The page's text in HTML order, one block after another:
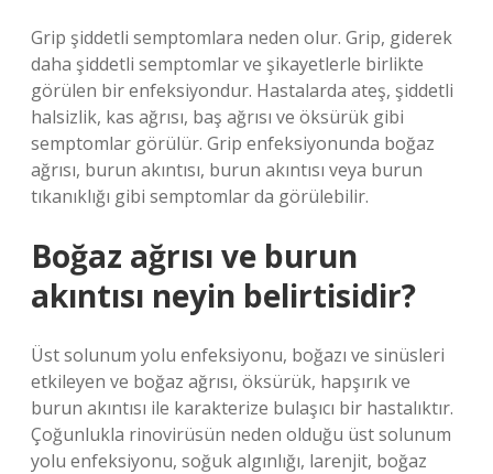
Grip şiddetli semptomlara neden olur. Grip, giderek
daha şiddetli semptomlar ve şikayetlerle birlikte
görülen bir enfeksiyondur. Hastalarda ateş, şiddetli
halsizlik, kas ağrısı, baş ağrısı ve öksürük gibi
semptomlar görülür. Grip enfeksiyonunda boğaz
ağrısı, burun akıntısı, burun akıntısı veya burun
tıkanıklığı gibi semptomlar da görülebilir.
Boğaz ağrısı ve burun
akıntısı neyin belirtisidir?
Üst solunum yolu enfeksiyonu, boğazı ve sinüsleri
etkileyen ve boğaz ağrısı, öksürük, hapşırık ve
burun akıntısı ile karakterize bulaşıcı bir hastalıktır.
Çoğunlukla rinovirüsün neden olduğu üst solunum
yolu enfeksiyonu, soğuk algınlığı, larenjit, boğaz